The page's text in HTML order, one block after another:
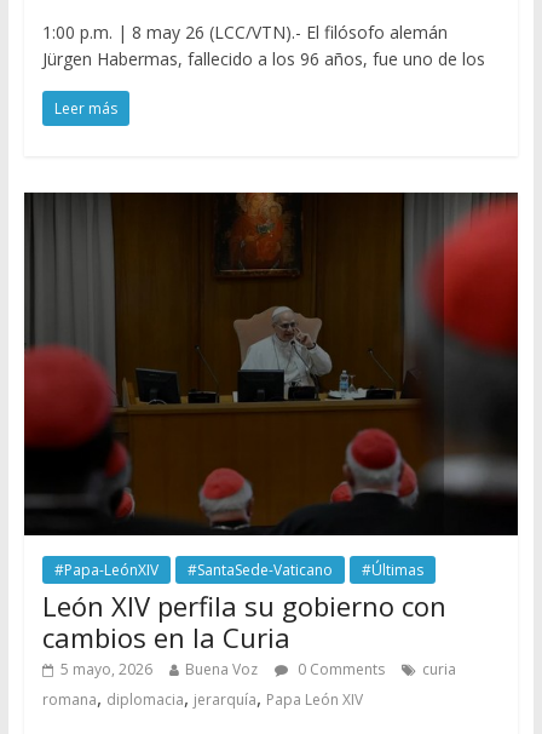
1:00 p.m. | 8 may 26 (LCC/VTN).- El filósofo alemán
Jürgen Habermas, fallecido a los 96 años, fue uno de los
Leer más
#Papa-LeónXIV #SantaSede-Vaticano #Últimas
León XIV perfila su gobierno con
cambios en la Curia
5 mayo, 2026 Buena Voz 0 Comments
curia
romana, diplomacia, jerarquía, Papa León XIV